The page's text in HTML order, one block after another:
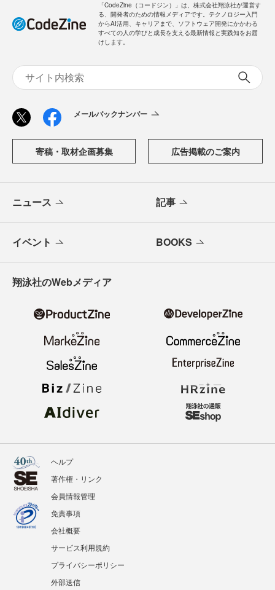
「CodeZine（コードジン）」は、株式会社翔泳社が運営す
る、開発者のための情報メディアです。テクノロジー入門
からAI活用、キャリアまで、ソフトウェア開発にかかわる
すべての人の学びと成長を支える最新情報と実践知をお届
けします。
メールバックナンバー
寄稿・取材企画募集 広告掲載のご案内
ニュース 記事
イベント BOOKS
翔泳社のWebメディア
ヘルプ
著作権・リンク
会員情報管理
免責事項
会社概要
サービス利用規約
プライバシーポリシー
外部送信